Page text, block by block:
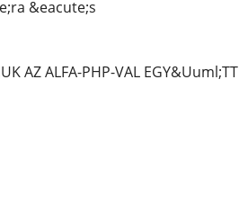
&eacute;s
AZ ALFA-PHP-VAL EGY&Uuml;TT